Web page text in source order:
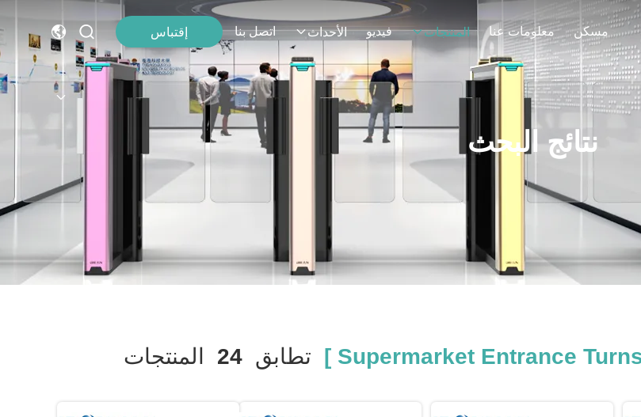
مسكن معلومات عنا المنتجات فيديو الأحداث اتصل بنا إقتباس
نتائج البحث
تطابق 24 المنتجات